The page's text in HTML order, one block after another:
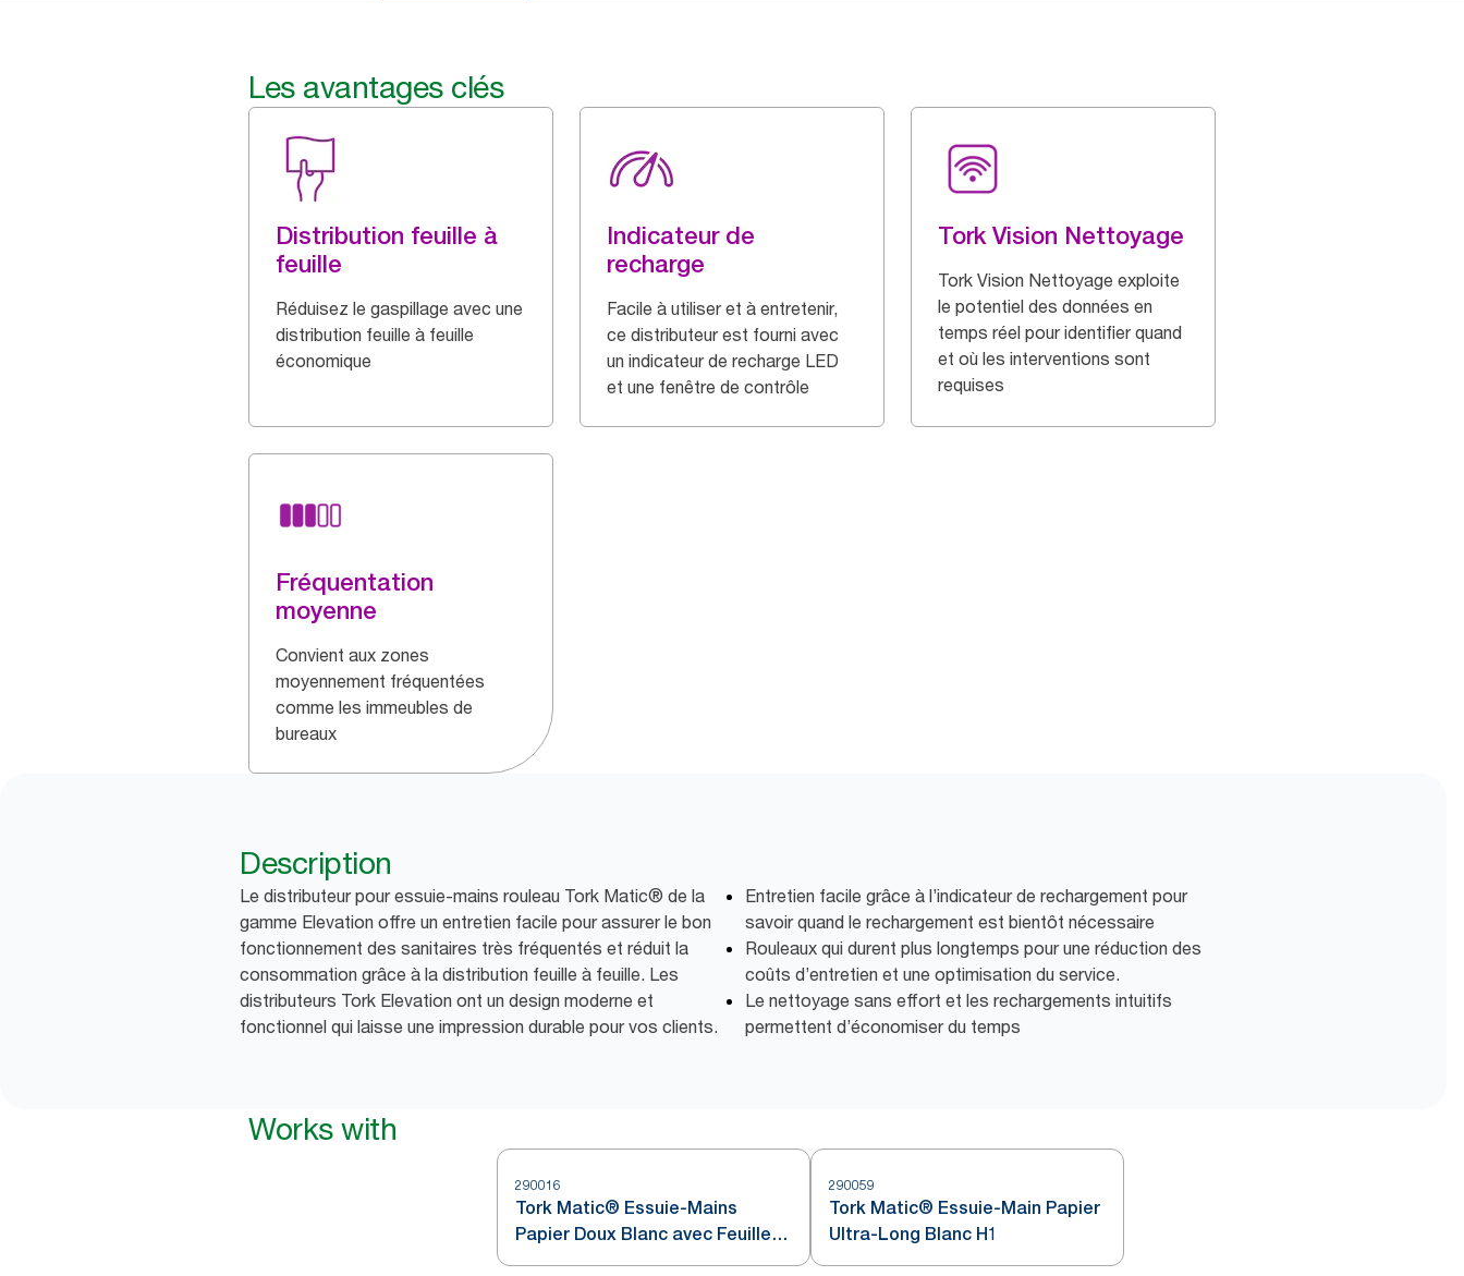
Les avantages clés
Distribution feuille à
feuille
Réduisez le gaspillage avec une
distribution feuille à feuille
économique
Indicateur de
recharge
Facile à utiliser et à entretenir,
ce distributeur est fourni avec
un indicateur de recharge LED
et une fenêtre de contrôle
Tork Vision Nettoyage
Tork Vision Nettoyage exploite
le potentiel des données en
temps réel pour identifier quand
et où les interventions sont
requises
Fréquentation
moyenne
Convient aux zones
moyennement fréquentées
comme les immeubles de
bureaux
Description
Le distributeur pour essuie-mains rouleau Tork Matic® de la
gamme Elevation offre un entretien facile pour assurer le bon
fonctionnement des sanitaires très fréquentés et réduit la
consommation grâce à la distribution feuille à feuille. Les
distributeurs Tork Elevation ont un design moderne et
fonctionnel qui laisse une impression durable pour vos clients.
Entretien facile grâce à l’indicateur de rechargement pour
savoir quand le rechargement est bientôt nécessaire
Rouleaux qui durent plus longtemps pour une réduction des
coûts d’entretien et une optimisation du service.
Le nettoyage sans effort et les rechargements intuitifs
permettent d’économiser du temps
Works with
290016
Tork Matic® Essuie-Mains
Papier Doux Blanc avec Feuille
Bleue H1
290059
Tork Matic® Essuie-Main Papier
Ultra-Long Blanc H1